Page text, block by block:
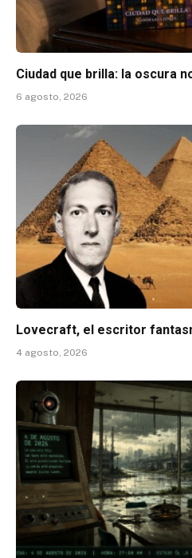
Ciudad que brilla: la oscura
6 agosto, 2026
Lovecraft, el escritor
4 agosto, 2026